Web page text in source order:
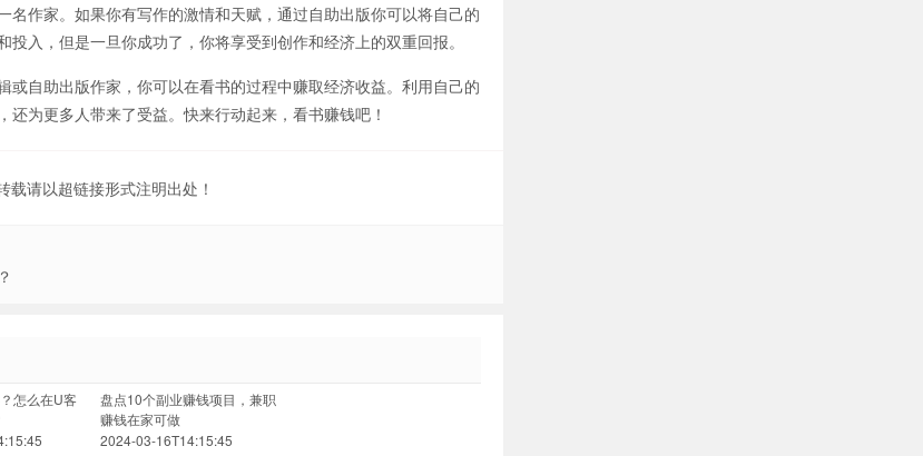
作家。如果你有写作的激情和天赋，通过自助出版你可以将自己的
入，但是一旦你成功了，你将享受到创作和经济上的双重回报。
自助出版作家，你可以在看书的过程中赚取经济收益。利用自己的
为更多人带来了受益。快来行动起来，看书赚钱吧！
请以超链接形式注明出处！
怎么在U客
盘点10个副业赚钱项目，兼职
赚钱在家可做
2024-03-16T14:15:45